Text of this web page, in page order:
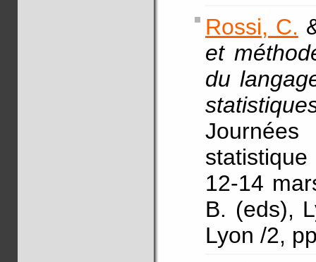
Rossi, C.
et
du
statistique
12-14
B. (eds),
Lyon /2,